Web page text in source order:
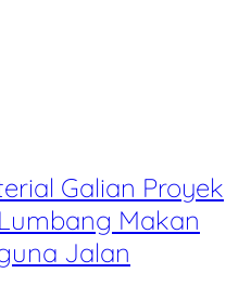
Galian Proyek
Makan
Jalan